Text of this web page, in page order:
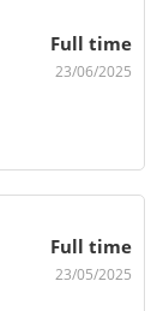
Full time
23/06/2025
Full time
23/05/2025